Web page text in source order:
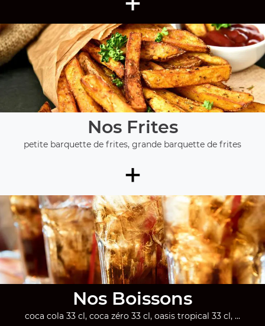
Nos Frites
petite barquette de frites, grande barquette de frites
+
Nos Boissons
coca cola 33 cl, coca zéro 33 cl, oasis tropical 33 cl, ...